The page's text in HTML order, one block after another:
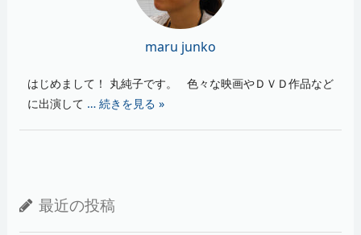
maru junko
はじめまして！ 丸純子です。 色々な映画やＤＶＤ作品など
に出演して … 続きを見る »
最近の投稿